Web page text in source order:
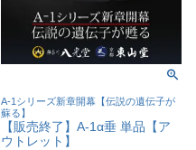
A-1シリーズ新章開幕【伝説の遺伝子が
蘇る】
【販売終了】A-1α垂 単品【ア
ウトレット】